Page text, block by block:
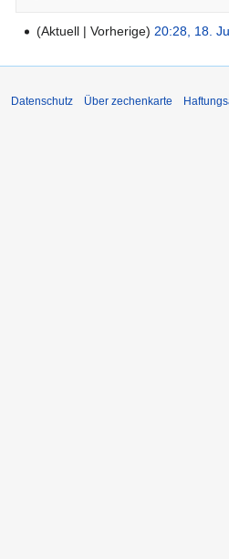
18.
Aktuell Vorherige 20:28, 18.
Datenschutz Über zechenkarte